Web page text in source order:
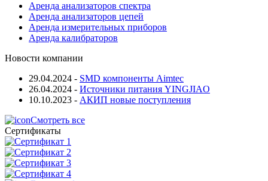
Аренда анализаторов спектра
Аренда анализаторов цепей
Аренда измерительных приборов
Аренда калибраторов
Новости компании
29.04.2024 - SMD компоненты Aimtec
26.04.2024 - Источники питания YINGJIAO
10.10.2023 - АКИП новые поступления
Смотреть все
Сертификаты